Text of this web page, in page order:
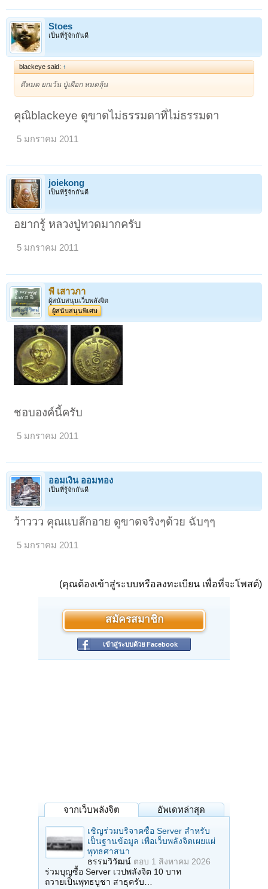
Stoes
เป็นที่รู้จักกันดี
blackeye said: ↑
ดีหมด ยกเว้น ปู่เผือก หมดลุ้น
คุณิblackeye ดูขาดไม่ธรรมดาที่ไม่ธรรมดา
5 มกราคม 2011
joiekong
เป็นที่รู้จักกันดี
อยากรู้ หลวงปู่ทวดมากครับ
5 มกราคม 2011
พี เสาวภา
ผู้สนับสนุนเว็บพลังจิต
ผู้สนับสนุนพิเศษ
ชอบองค์นี้ครับ
5 มกราคม 2011
ออมเงิน ออมทอง
เป็นที่รู้จักกันดี
ว้าววว คุณแบล๊กอาย ดูขาดจริงๆด้วย ฉับๆๆ
5 มกราคม 2011
(คุณต้องเข้าสู่ระบบหรือลงทะเบียน เพื่อที่จะโพสต์)
สมัครสมาชิก
เข้าสู่ระบบด้วย Facebook
จากเว็บพลังจิต อัพเดทล่าสุด
เชิญร่วมบริจาคซื้อ Server สำหรับ
เป็นฐานข้อมูล เพื่อเว็บพลังจิตเผยแผ่
พุทธศาสนา
ธรรมวิวัฒน์ ตอบ 1 สิงหาคม 2026
ร่วมบุญซื้อ Server เวปพลังจิต 10 บาท
ถวายเป็นพุทธบูชา สาธุครับ…